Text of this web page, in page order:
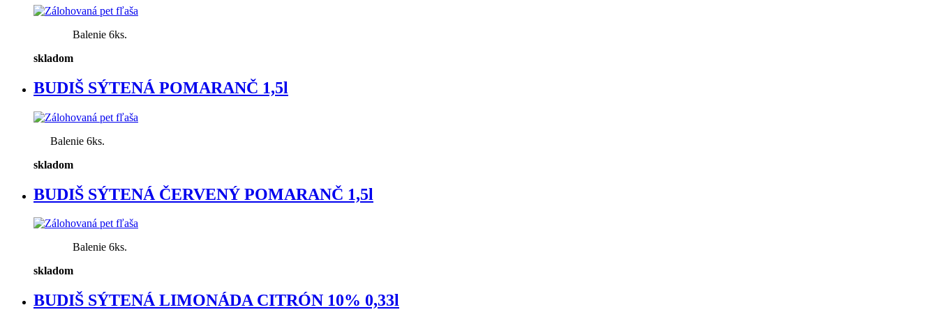
Balenie 6ks.
skladom
BUDIŠ SÝTENÁ POMARANČ 1,5l
Balenie 6ks.
skladom
BUDIŠ SÝTENÁ ČERVENÝ POMARANČ 1,5l
Balenie 6ks.
skladom
BUDIŠ SÝTENÁ LIMONÁDA CITRÓN 10% 0,33l